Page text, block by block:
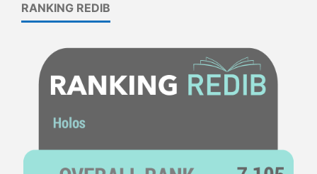
RANKING REDIB